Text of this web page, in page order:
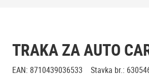
TRAKA ZA AUTO
EAN: 8710439036533 Stavka br.: